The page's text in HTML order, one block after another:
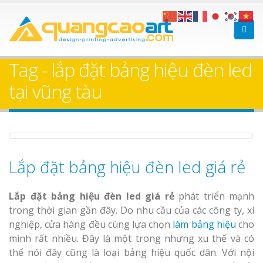
Tag - lắp đặt bảng hiệu đèn led
tại vũng tàu
Lắp đặt bảng hiệu đèn led giá rẻ
Lắp đặt bảng hiệu đèn led giá rẻphát triển mạnh
trong thời gian gần đây. Do nhu cầu của các công ty, xí
nghiệp, cửa hàng đều cùng lựa chọn làm bảng hiệu cho
mình rất nhiều. Đây là một trong nhưng xu thế và có
thể nói đây cũng là loại bảng hiệu quốc dân. Với nội
Bảng gỗ treo cửa
Làm bảng hiệu gỗ tại
Biên Hòa
Làm bảng
Dương
cáo Thuận
Dương